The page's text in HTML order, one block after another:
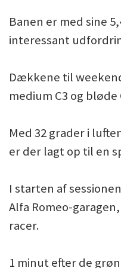
Banen er med sine
interessant
Dækkene til
medium C3 og bløde
Med 32 grader i
er der lagt op til en
I starten af
Alfa Romeo-
racer.
1 minut efter de